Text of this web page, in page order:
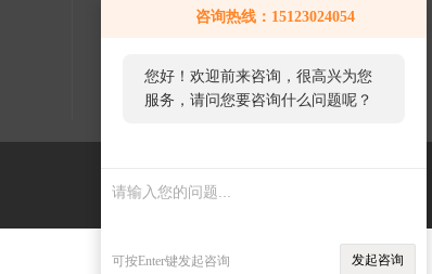
咨询热线：15123024054
您好！欢迎前来咨询，很高兴为您
服务，请问您要咨询什么问题呢？
了需求产品，您可以直接在线与我
联系！
可按Enter键发起咨询 发起咨询